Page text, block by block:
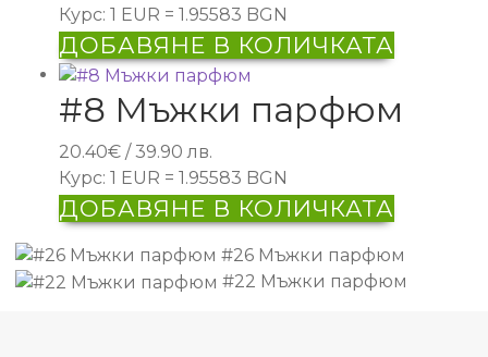
Курс: 1 EUR = 1.95583 BGN
ДОБАВЯНЕ В КОЛИЧКАТА
#8 Мъжки парфюм
20.40€ / 39.90 лв.
Курс: 1 EUR = 1.95583 BGN
ДОБАВЯНЕ В КОЛИЧКАТА
#26 Мъжки парфюм
#22 Мъжки парфюм